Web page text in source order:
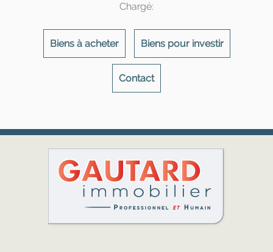
Chargé:
Biens à acheter Biens pour investir
Contact